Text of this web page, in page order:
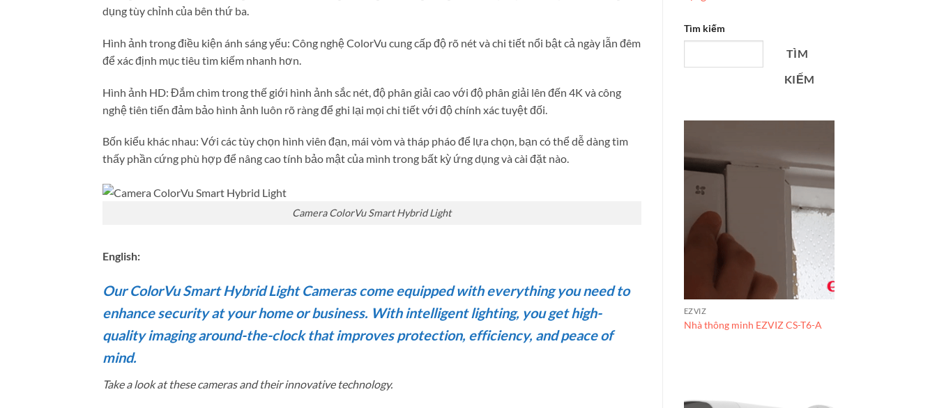
dụng tùy chỉnh của bên thứ ba.
Hình ảnh trong điều kiện ánh sáng yếu: Công nghệ ColorVu cung cấp độ rõ nét và chi tiết nổi bật cả ngày lẫn đêm
để xác định mục tiêu tìm kiếm nhanh hơn.
Hình ảnh HD: Đắm chìm trong thế giới hình ảnh sắc nét, độ phân giải cao với độ phân giải lên đến 4K và công
nghệ tiên tiến đảm bảo hình ảnh luôn rõ ràng để ghi lại mọi chi tiết với độ chính xác tuyệt đối.
Bốn kiểu khác nhau: Với các tùy chọn hình viên đạn, mái vòm và tháp pháo để lựa chọn, bạn có thể dễ dàng tìm
thấy phần cứng phù hợp để nâng cao tính bảo mật của mình trong bất kỳ ứng dụng và cài đặt nào.
Camera ColorVu Smart Hybrid Light
English:
Our ColorVu Smart Hybrid Light Cameras come equipped with everything you need to
enhance security at your home or business. With intelligent lighting, you get high-
quality imaging around-the-clock that improves protection, efficiency, and peace of
mind.
Take a look at these cameras and their innovative technology.
Tìm kiếm
TÌM
KIẾM
EZVIZ
Nhà thông minh EZVIZ CS-T6-A